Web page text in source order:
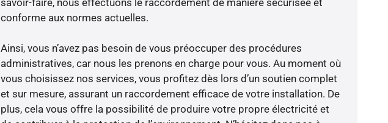
conforme aux normes actuelles.
Ainsi, vous n’avez pas besoin de vous préoccuper des procédures
administratives, car nous les prenons en charge pour vous. Au moment où
vous choisissez nos services, vous profitez dès lors d’un soutien complet
et sur mesure, assurant un raccordement efficace de votre installation. De
plus, cela vous offre la possibilité de produire votre propre électricité et